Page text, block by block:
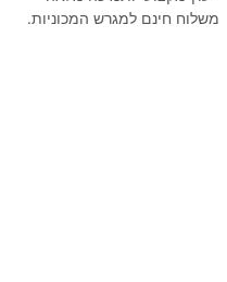
משלוח חינם למגרש המכוניות.